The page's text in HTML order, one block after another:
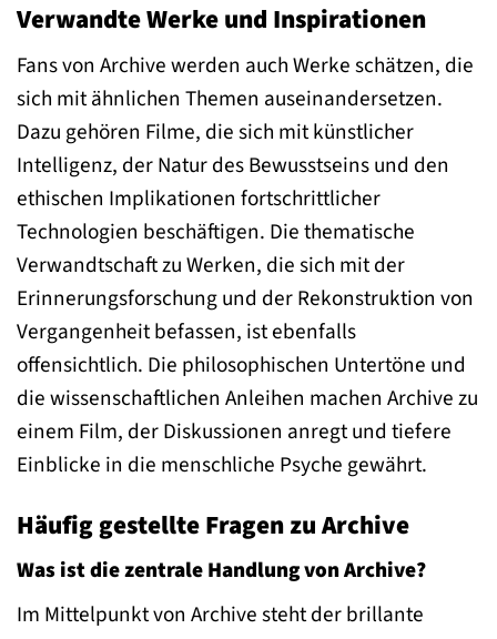
Verwandte Werke und Inspirationen
Fans von Archive werden auch Werke schätzen, die
sich mit ähnlichen Themen auseinandersetzen.
Dazu gehören Filme, die sich mit künstlicher
Intelligenz, der Natur des Bewusstseins und den
ethischen Implikationen fortschrittlicher
Technologien beschäftigen. Die thematische
Verwandtschaft zu Werken, die sich mit der
Erinnerungsforschung und der Rekonstruktion von
Vergangenheit befassen, ist ebenfalls
offensichtlich. Die philosophischen Untertöne und
die wissenschaftlichen Anleihen machen Archive zu
einem Film, der Diskussionen anregt und tiefere
Einblicke in die menschliche Psyche gewährt.
Häufig gestellte Fragen zu Archive
Was ist die zentrale Handlung von Archive?
Im Mittelpunkt von Archive steht der brillante